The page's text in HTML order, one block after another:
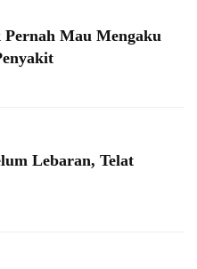
Mau Mengaku
Lebaran, Telat